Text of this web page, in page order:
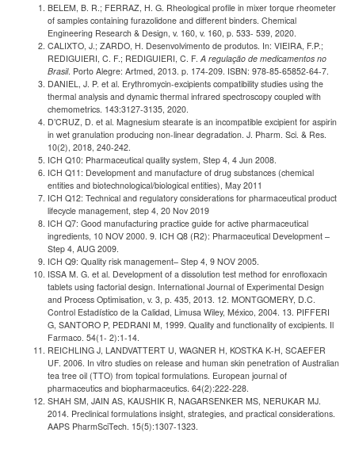
BELEM, B. R.; FERRAZ, H. G. Rheological profile in mixer torque rheometer
of samples containing furazolidone and different binders. Chemical
Engineering Research & Design, v. 160, v. 160, p. 533- 539, 2020.
CALIXTO, J.; ZARDO, H. Desenvolvimento de produtos. In: VIEIRA, F.P.;
REDIGUIERI, C. F.; REDIGUIERI, C. F. A regulação de medicamentos no
Brasil. Porto Alegre: Artmed, 2013. p. 174-209. ISBN: 978-85-65852-64-7.
DANIEL, J. P. et al. Erythromycin-excipients compatibility studies using the
thermal analysis and dynamic thermal infrared spectroscopy coupled with
chemometrics. 143:3127-3135, 2020.
D’CRUZ, D. et al. Magnesium stearate is an incompatible excipient for aspirin
in wet granulation producing non-linear degradation. J. Pharm. Sci. & Res.
10(2), 2018, 240-242.
ICH Q10: Pharmaceutical quality system, Step 4, 4 Jun 2008.
ICH Q11: Development and manufacture of drug substances (chemical
entities and biotechnological/biological entities), May 2011
ICH Q12: Technical and regulatory considerations for pharmaceutical product
lifecycle management, step 4, 20 Nov 2019
ICH Q7: Good manufacturing practice guide for active pharmaceutical
ingredients, 10 NOV 2000. 9. ICH Q8 (R2): Pharmaceutical Development –
Step 4, AUG 2009.
ICH Q9: Quality risk management– Step 4, 9 NOV 2005.
ISSA M. G. et al. Development of a dissolution test method for enrofloxacin
tablets using factorial design. International Journal of Experimental Design
and Process Optimisation, v. 3, p. 435, 2013. 12. MONTGOMERY, D.C.
Control Estadístico de la Calidad, Limusa Wiley, México, 2004. 13. PIFFERI
G, SANTORO P, PEDRANI M, 1999. Quality and functionality of excipients. Il
Farmaco. 54(1- 2):1-14.
REICHLING J, LANDVATTERT U, WAGNER H, KOSTKA K-H, SCAEFER
UF. 2006. In vitro studies on release and human skin penetration of Australian
tea tree oil (TTO) from topical formulations. European journal of
pharmaceutics and biopharmaceutics. 64(2):222-228.
SHAH SM, JAIN AS, KAUSHIK R, NAGARSENKER MS, NERUKAR MJ.
2014. Preclinical formulations insight, strategies, and practical considerations.
AAPS PharmSciTech. 15(5):1307-1323.